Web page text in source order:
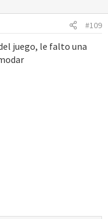
#109
juego, le falto una